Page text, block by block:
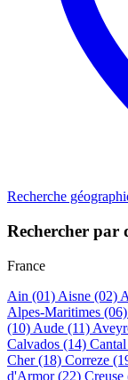
Recherche
Rechercher par
France
Ain (01) Aisne (02)
Alpes-Maritimes (06)
(10) Aude (11)
Calvados (14) Cantal
Cher(18) Correze
d'Armor(22) Creuse